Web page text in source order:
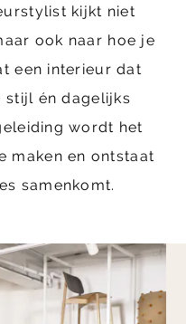
kijkt niet
ook naar hoe je
een interieur dat
én dagelijks
wordt het
maken en ontstaat
samenkomt.